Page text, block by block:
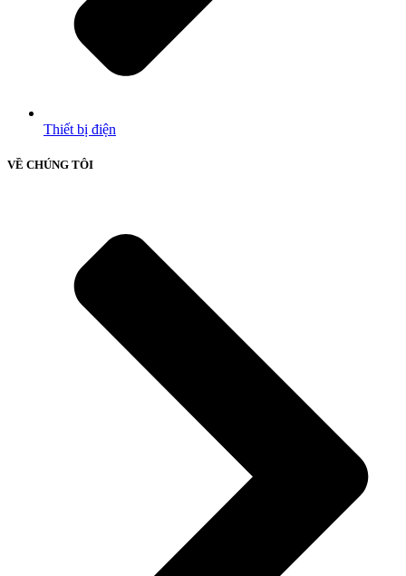
Thiết bị điện
VỀ CHÚNG TÔI